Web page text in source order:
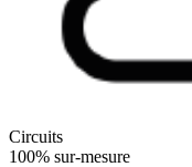
Circuits
100% sur-mesure